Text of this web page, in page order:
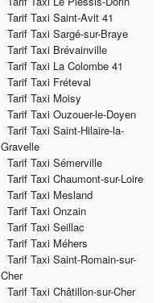
Tarif Taxi Saint-Avit 41
Tarif Taxi Sargé-sur-Braye
Tarif Taxi Brévainville
Tarif Taxi La Colombe 41
Tarif Taxi Fréteval
Tarif Taxi Moisy
Tarif Taxi Ouzouer-le-Doyen
Tarif Taxi Saint-Hilaire-la-
Gravelle
Tarif Taxi Sémerville
Tarif Taxi Chaumont-sur-Loire
Tarif Taxi Mesland
Tarif Taxi Onzain
Tarif Taxi Seillac
Tarif Taxi Méhers
Tarif Taxi Saint-Romain-sur-
Cher
Tarif Taxi Châtillon-sur-Cher